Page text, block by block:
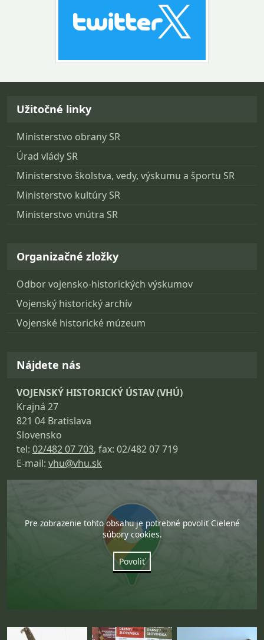
Návrat na začiatok stránky
Užitočné linky
Ministerstvo obrany SR
Úrad vlády SR
Ministerstvo školstva, vedy, výskumu a športu SR
Ministerstvo kultúry SR
Ministerstvo vnútra SR
Organizačné zložky
Odbor vojensko-historických výskumov
Vojenský historický archív
Vojenské historické múzeum
Nájdete nás
VOJENSKÝ HISTORICKÝ ÚSTAV (VHÚ)
Krajná 27
821 04 Bratislava
Slovensko
tel: 02/482 07 703, fax: 02/482 07 719
E-mail: vhu@vhu.sk
Pre zobrazenie tohto obsahu je potrebné povoliť Cielené
súbory cookies.
Povoliť
Fotogaléria